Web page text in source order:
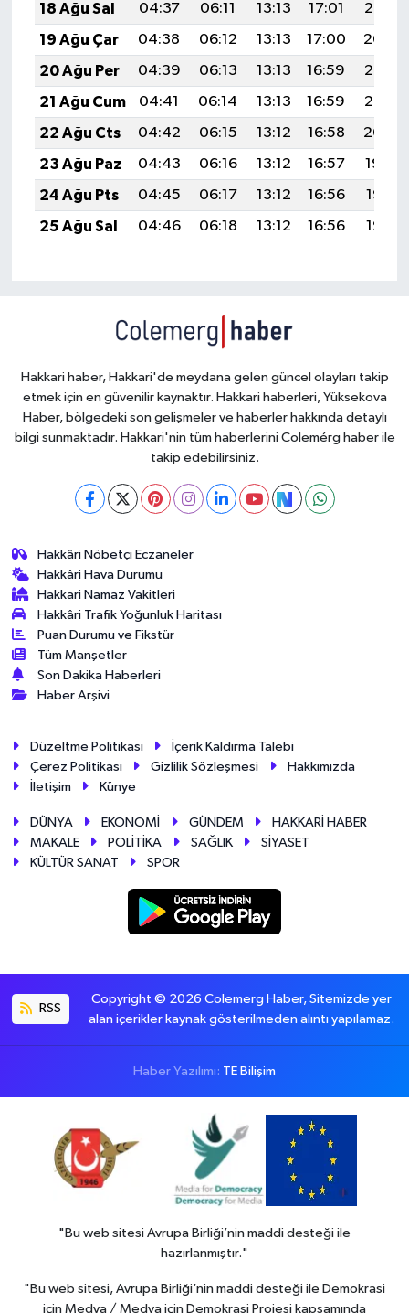
18 Ağu Sal
04:37 06:11 13:13 17:01
20:06
19 Ağu Çar
04:38 06:12 13:13 17:00
20:04
20 Ağu Per
04:39 06:13 13:13 16:59
20:03
21 Ağu Cum
04:41 06:14 13:13 16:59
20:02
22 Ağu Cts
04:42 06:15 13:12 16:58
20:00
23 Ağu Paz
04:43 06:16 13:12 16:57
19:59
24 Ağu Pts
04:45 06:17 13:12 16:56
19:57
25 Ağu Sal
04:46 06:18 13:12 16:56 19:56
Hakkari haber, Hakkari'de meydana gelen güncel olayları takip
etmek için en güvenilir kaynaktır. Hakkari haberleri, Yüksekova
Haber, bölgedeki son gelişmeler ve haberler hakkında detaylı
bilgi sunmaktadır. Hakkari'nin tüm haberlerini Colemérg haber ile
takip edebilirsiniz.
Hakkâri Nöbetçi Eczaneler
Hakkâri Hava Durumu
Hakkari Namaz Vakitleri
Hakkâri Trafik Yoğunluk Haritası
Puan Durumu ve Fikstür
Tüm Manşetler
Son Dakika Haberleri
Haber Arşivi
Düzeltme Politikası
İçerik Kaldırma Talebi
Çerez Politikası
Gizlilik Sözleşmesi
Hakkımızda
İletişim
Künye
DÜNYA EKONOMİ GÜNDEM
HAKKARİ HABER
MAKALE
POLİTİKA SAĞLIK
SİYASET
KÜLTÜR SANAT
SPOR
RSS
Copyright © 2026 Colemerg Haber, Sitemizde yer
alan içerikler kaynak gösterilmeden alıntı yapılamaz.
Haber Yazılımı: TE Bilişim
"Bu web sitesi Avrupa Birliği’nin maddi desteği ile
hazırlanmıştır."
"Bu web sitesi, Avrupa Birliği’nin maddi desteği ile Demokrasi
için Medya / Medya için Demokrasi Projesi kapsamında